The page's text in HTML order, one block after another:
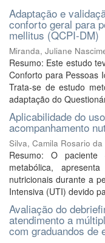
Adaptação e
conforto geral para
mellitus (QCPI-DM)
Miranda, Juliane
Resumo: Este estudo
Conforto para Pessoas
Trata-se de estudo
adaptação do
Aplicabilidade do
acompanhamento
Silva, Camila Rosario da
Resumo: O
metabólica,
nutricionais durante a
Intensiva (UTI) devido
Avaliação do
atendimento a
com graduandos de